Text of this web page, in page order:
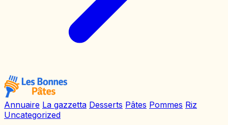
Annuaire La gazzetta Desserts Pâtes Pommes Riz
Uncategorized